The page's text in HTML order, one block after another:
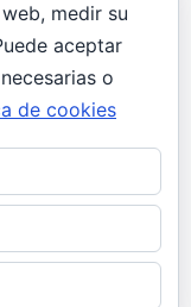
|
musical son
minero
vituales
medir su
aceptar
o
de cookies